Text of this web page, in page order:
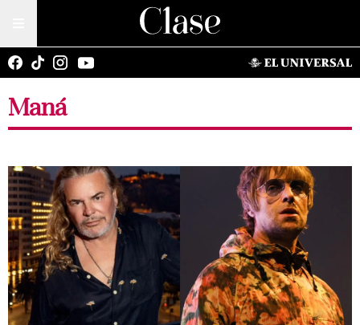
Maná